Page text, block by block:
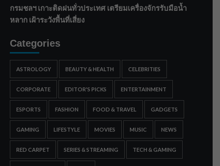
กรมชลฯ เกาะติดฝนทั่วประเทศ เตรียมเครื่องจักรรับมือน้ำ
หลาก เฝ้าระวังพื้นที่เสี่ยง
Categories
ASTROLOGY BEAUTY & HEALTH CELEBRITIES
CORPORATE EDITOR'S PICKS ENTERTAINMENT
ESPORTS FASHION FOOD & TRAVEL GADGETS
GAMING LIFESTYLE MOVIES MUSIC NEWS
RED CARPET SERIES & STREAMING TECH & GAMING